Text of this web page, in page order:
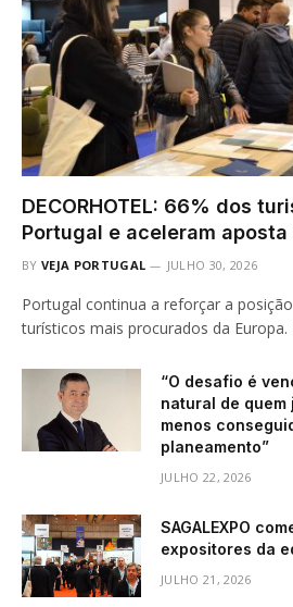
DECORHOTEL: 66% dos
Portugal e aceleram
BY VEJA PORTUGAL JULHO 30, 2026
Portugal continua a reforçar a
turísticos mais procurados da
“O desafio é
natural de
menos
planeamento”
JULHO 22, 2026
SAGALEXPO
expositores da
JULHO 21, 2026